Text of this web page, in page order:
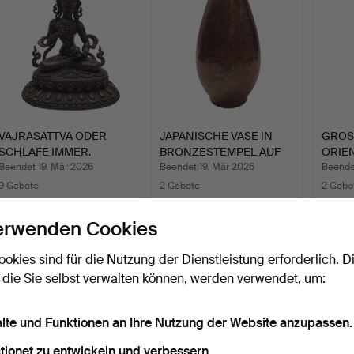
ODER
IMMER.
BUDDHISTIS…
Beendet 19. Mär 2026
Gebote
USD
JAPANISCHE VASE IN
BRONZESTEMPEL AUF
DEM S…
Beendet 19. Mär 2026
2 Gebote
58 USD
MIT
2
41
Cookies
sind für die Nutzung der Dienstleistung erforderlich.
Sie selbst verwalten können, werden verwendet, um:
und Funktionen an Ihre Nutzung der Website anzupassen.